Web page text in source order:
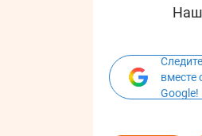
вместе
Google!